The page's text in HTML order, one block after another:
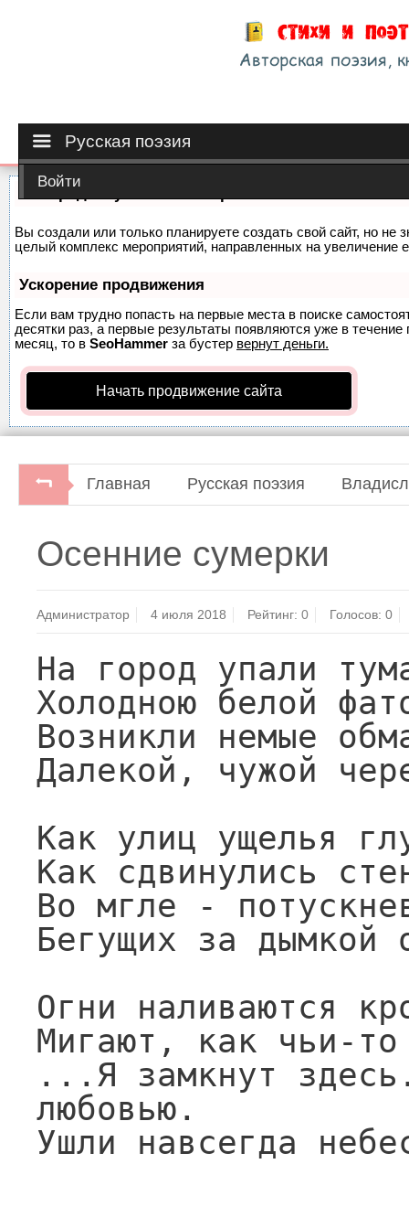
Русская поэзия
Войти
Вы создали или только планируете создать свой сайт, но не
целый комплекс мероприятий, направленных на увеличение
Ускорение продвижения
Если вам трудно попасть на первые места в поиске
десятки раз, а первые результаты появляются уже в
месяц, то в SeoHammer за бустер вернут деньги.
Начать продвижение сайта
Главная Русская поэзия
"Центр-100", 1996.
Осенние сумерки
Администратор 4 июля 2018 Рейтинг:0 Голосов: 0
На город упали
Холодною белой
Возникли немые
Далекой, чужой
Как улиц ущелья
Как сдвинулись
Во мгле -
Бегущих за дымкой
Огни наливаются
Мигают, как чьи-
...Я замкнут
любовью.
Ушли навсегда